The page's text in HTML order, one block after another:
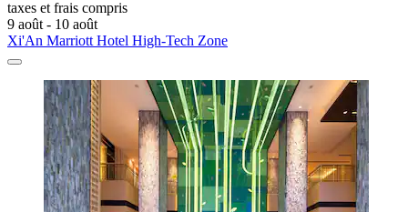
taxes et frais compris
9 août - 10 août
Xi'An Marriott Hotel High-Tech Zone